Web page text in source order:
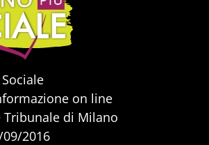
on line
Tribunale di Milano
09/2016